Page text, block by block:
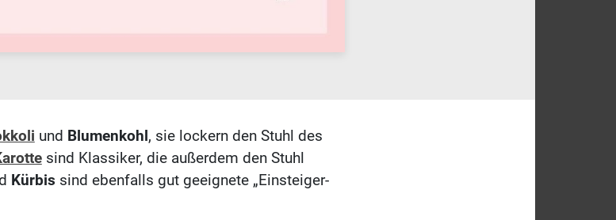
und Blumenkohl, sie lockern den Stuhl des
sind Klassiker, die außerdem den Stuhl
Kürbis sind ebenfalls gut geeignete „Einsteiger-